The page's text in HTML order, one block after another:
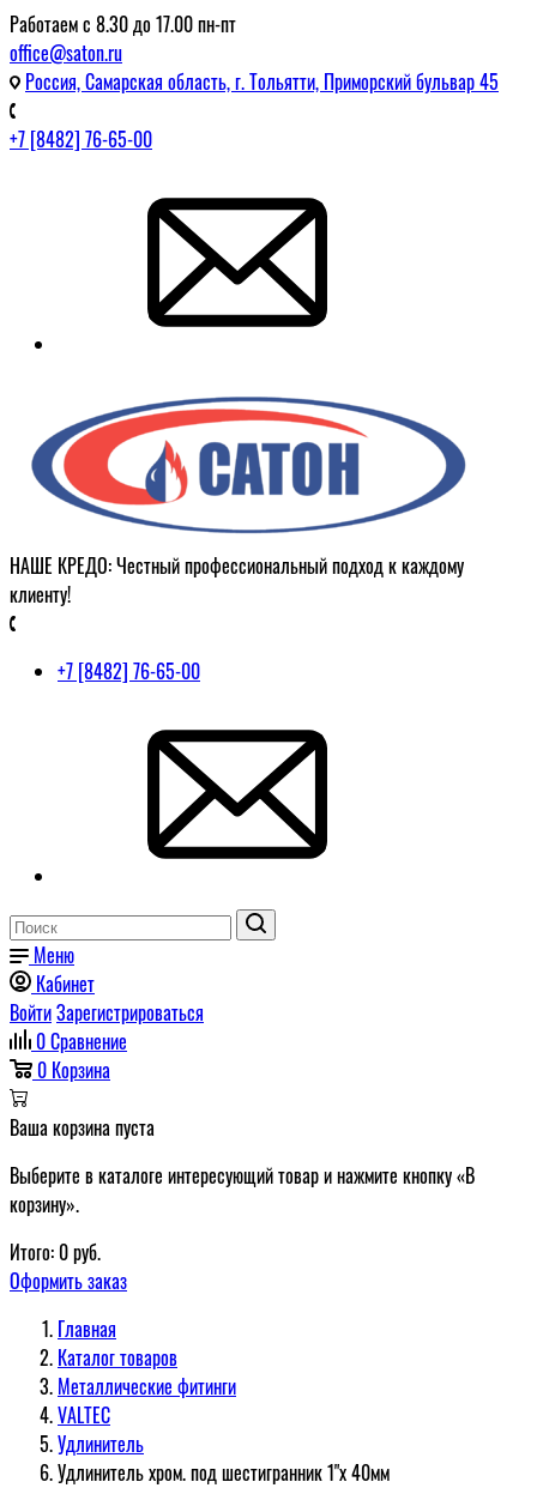
Работаем с 8.30 до 17.00 пн-пт
office@saton.ru
Россия, Самарская область, г. Тольятти, Приморский бульвар 45
+7 [8482] 76-65-00
НАШЕ КРЕДО: Честный профессиональный подход к каждому
клиенту!
+7 [8482] 76-65-00
Меню
Кабинет
ВойтиЗарегистрироваться
0Сравнение
0 Корзина
Ваша корзина пуста
Выберите в каталоге интересующий товар и нажмите кнопку «В
корзину».
Итого: 0руб.
Оформить заказ
Главная
Каталог товаров
Металлические фитинги
VALTEC
Удлинитель
Удлинитель хром. под шестигранник 1"х 40мм